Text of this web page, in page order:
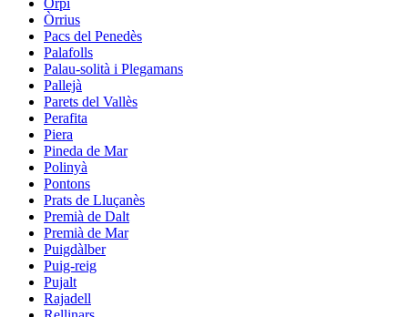
Òrrius
Pacs del Penedès
Palafolls
Palau-solità i Plegamans
Pallejà
Parets del Vallès
Perafita
Piera
Pineda de Mar
Polinyà
Pontons
Prats de Lluçanès
Premià de Dalt
Premià de Mar
Puigdàlber
Puig-reig
Pujalt
Rajadell